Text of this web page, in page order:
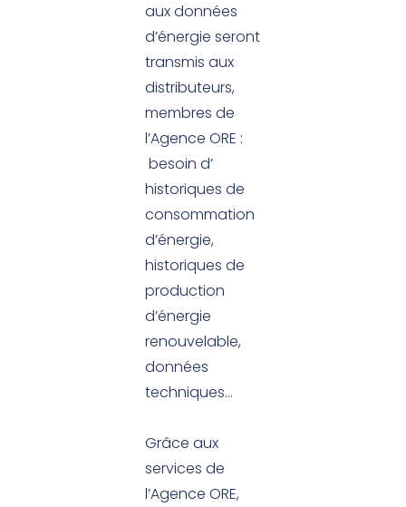
aux données
d’énergie seront
transmis aux
distributeurs,
membres de
l’Agence ORE :
besoin d’
historiques de
consommation
d’énergie,
historiques de
production
d’énergie
renouvelable,
données
techniques…
Grâce aux
services de
l’Agence ORE,